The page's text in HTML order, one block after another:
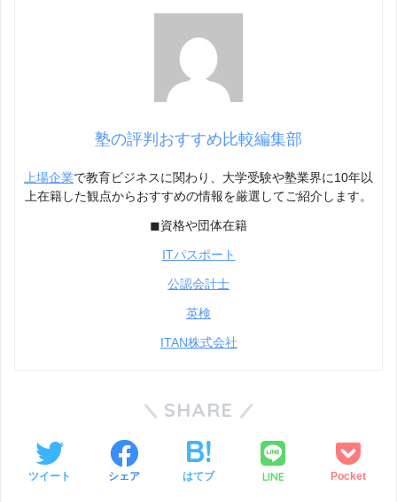
塾の評判おすすめ比較編集部
上場企業で教育ビジネスに関わり、大学受験や塾業界に10年以
上在籍した観点からおすすめの情報を厳選してご紹介します。
◼︎資格や団体在籍
ITパスポート
公認会計士
英検
ITAN株式会社
SHARE
ツイート シェア はてブ LINE Pocket